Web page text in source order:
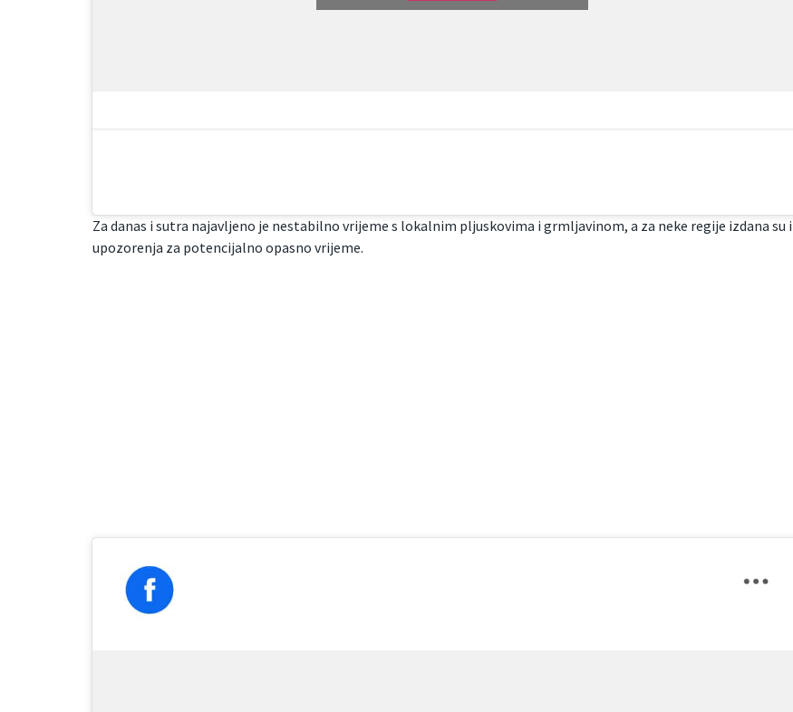
Za danas i sutra najavljeno je nestabilno vrijeme s lokalnim pljuskovima i grmljavinom, a za neke regije izdana su i
upozorenja za potencijalno opasno vrijeme.